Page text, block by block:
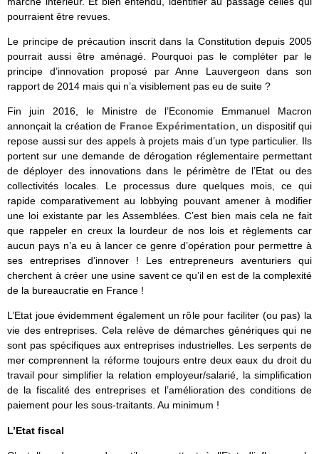
pourraient être revues.
Le principe de précaution inscrit dans la Constitution depuis 2005
pourrait aussi être aménagé. Pourquoi pas le compléter par le
principe d’innovation proposé par Anne Lauvergeon dans son
rapport de 2014 mais qui n’a visiblement pas eu de suite ?
Fin juin 2016, le Ministre de l’Economie Emmanuel Macron
annonçait la création de France Expérimentation, un dispositif qui
repose aussi sur des appels à projets mais d’un type particulier. Ils
portent sur une demande de dérogation réglementaire permettant
de déployer des innovations dans le périmètre de l’Etat ou des
collectivités locales. Le processus dure quelques mois, ce qui
rapide comparativement au lobbying pouvant amener à modifier
une loi existante par les Assemblées. C’est bien mais cela ne fait
que rappeler en creux la lourdeur de nos lois et règlements car
aucun pays n’a eu à lancer ce genre d’opération pour permettre à
ses entreprises d’innover ! Les entrepreneurs aventuriers qui
cherchent à créer une usine savent ce qu’il en est de la complexité
de la bureaucratie en France !
L’Etat joue évidemment également un rôle pour faciliter (ou pas) la
vie des entreprises. Cela relève de démarches génériques qui ne
sont pas spécifiques aux entreprises industrielles. Les serpents de
mer comprennent la réforme toujours entre deux eaux du droit du
travail pour simplifier la relation employeur/salarié, la simplification
de la fiscalité des entreprises et l’amélioration des conditions de
paiement pour les sous-traitants. Au minimum !
L’Etat fiscal